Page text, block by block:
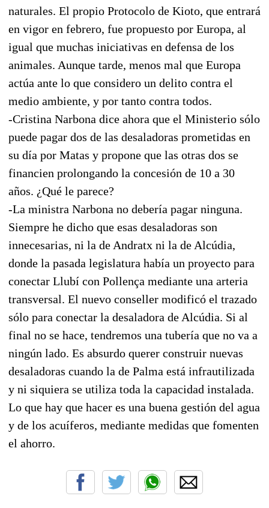
naturales. El propio Protocolo de Kioto, que entrará
en vigor en febrero, fue propuesto por Europa, al
igual que muchas iniciativas en defensa de los
animales. Aunque tarde, menos mal que Europa
actúa ante lo que considero un delito contra el
medio ambiente, y por tanto contra todos.
-Cristina Narbona dice ahora que el Ministerio sólo
puede pagar dos de las desaladoras prometidas en
su día por Matas y propone que las otras dos se
financien prolongando la concesión de 10 a 30
años. ¿Qué le parece?
-La ministra Narbona no debería pagar ninguna.
Siempre he dicho que esas desaladoras son
innecesarias, ni la de Andratx ni la de Alcúdia,
donde la pasada legislatura había un proyecto para
conectar Llubí con Pollença mediante una arteria
transversal. El nuevo conseller modificó el trazado
sólo para conectar la desaladora de Alcúdia. Si al
final no se hace, tendremos una tubería que no va a
ningún lado. Es absurdo querer construir nuevas
desaladoras cuando la de Palma está infrautilizada
y ni siquiera se utiliza toda la capacidad instalada.
Lo que hay que hacer es una buena gestión del agua
y de los acuíferos, mediante medidas que fomenten
el ahorro.